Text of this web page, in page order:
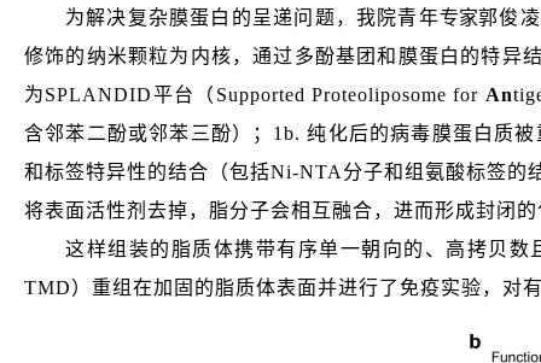
为解决复杂膜蛋白的呈递问题，我院青年专家郭俊
修饰的纳米颗粒为内核，通过多酚基团和膜蛋白的特异
为SPLANDID平台（ Supported Proteoliposome for An
含邻苯二酚或邻苯三酚）；1b. 纯化后的病毒膜蛋白质
和标签特异性的结合（包括Ni-NTA分子和组氨酸标签的
将表面活性剂去掉，脂分子会相互融合，进而形成封闭
这样组装的脂质体携带有序单一朝向的、高拷贝数
TMD）重组在加固的脂质体表面并进行了免疫实验，对